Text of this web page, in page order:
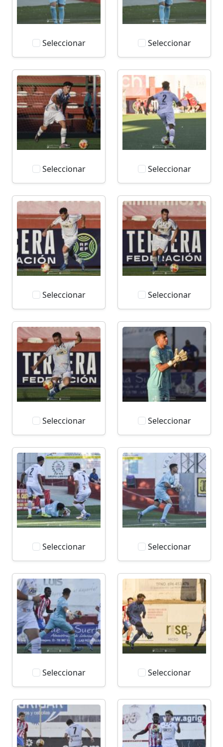
Seleccionar Seleccionar
Seleccionar Seleccionar
Seleccionar Seleccionar
Seleccionar Seleccionar
Seleccionar Seleccionar
Seleccionar Seleccionar